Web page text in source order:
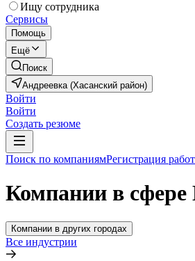
Ищу сотрудника
Сервисы
Помощь
Ещё
Поиск
Андреевка (Хасанский район)
Войти
Войти
Создать резюме
Поиск по компаниямРегистрация
Компании в сфере
Компании в других городах
Все индустрии